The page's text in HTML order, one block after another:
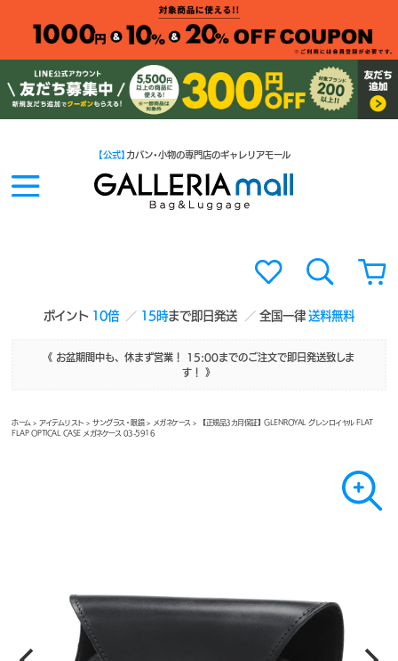
ポイント 10倍 15時まで即日発送 全国一律送料無料
【公式】 カバン・小物の専門店のギャレリアモール
《 お盆期間中も、休まず営業！ 15:00までのご注文で即日発送致しま
す！ 》
ホーム >アイテムリスト >サングラス・眼鏡> メガネケース > 【正規品3カ月保証】GLENROYAL グレンロイヤル FLAT
FLAP OPTICAL CASE メガネケース 03-5916